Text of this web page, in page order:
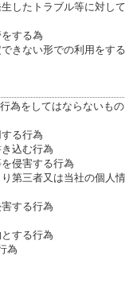
したトラブル等に対し
する為
きない形での利用をす
為をしてはならないもの
る行為
込む行為
侵害する行為
第三者又は当社の個人
する行為
する行為
為